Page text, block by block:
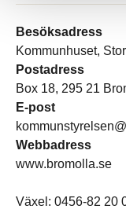
Besöksadress
Kommunhuset,
Postadress
Box 18, 295 21
E-post
Webbadress
www.bromolla.se
Växel: 0456-82 20